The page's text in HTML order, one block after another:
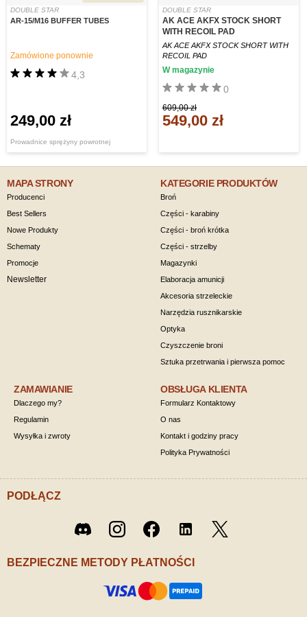
DOUBLE STAR
AR-15/M16 BUFFER TUBES
Prowadnice sprężyny powrotnej
4,3
Zamówione ponownie
249,00 zł
DOUBLE STAR
AK ACE AKFX STOCK SHORT
WITH RECOIL PAD
AK ACE AKFX STOCK SHORT WITH
RECOIL PAD
0
W magazynie
609,00 zł
549,00 zł
MAPA STRONY
Producenci
Best Sellers
Nowe Produkty
Schematy
Promocje
Newsletter
KATEGORIE PRODUKTÓW
Broń
Części - karabiny
Części - broń krótka
Części - strzelby
Magazynki
Elaboracja amunicji
Akcesoria strzeleckie
Narzędzia rusznikarskie
Optyka
Czyszczenie broni
Sztuka przetrwania i pierwsza pomoc
ZAMAWIANIE
Dlaczego my?
Regulamin
Wysyłka i zwroty
OBSŁUGA KLIENTA
Formularz Kontaktowy
O nas
Kontakt i godziny pracy
Polityka Prywatności
PODŁĄCZ
Discord Instagram Facebook LinkedIn
BEZPIECZNE METODY PŁATNOŚCI